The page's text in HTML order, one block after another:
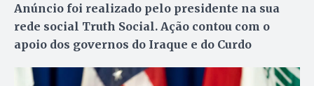
Anúncio foi realizado pelo presidente na sua
rede social Truth Social. Ação contou com o
apoio dos governos do Iraque e do Curdo